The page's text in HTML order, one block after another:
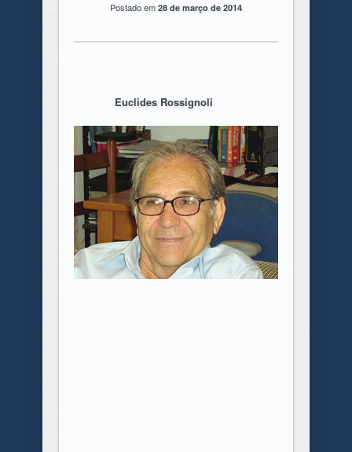
Postado em 28 de março de 2014
Euclides Rossignoli